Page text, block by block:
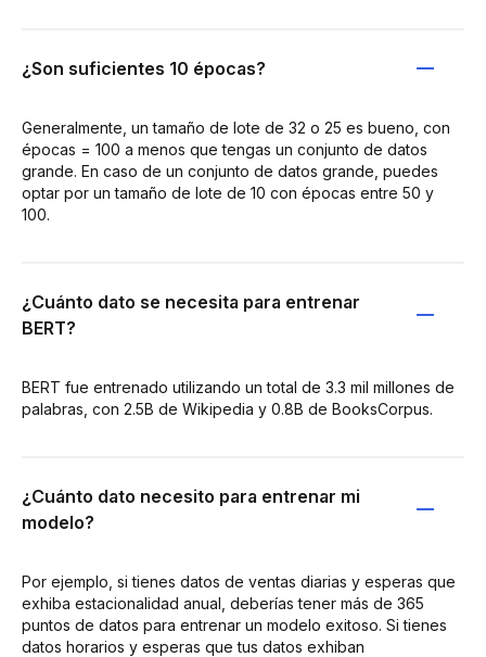
¿Son suficientes 10 épocas?
Generalmente, un tamaño de lote de 32 o 25 es bueno, con
épocas = 100 a menos que tengas un conjunto de datos
grande. En caso de un conjunto de datos grande, puedes
optar por un tamaño de lote de 10 con épocas entre 50 y
100.
¿Cuánto dato se necesita para entrenar
BERT?
BERT fue entrenado utilizando un total de 3.3 mil millones de
palabras, con 2.5B de Wikipedia y 0.8B de BooksCorpus.
¿Cuánto dato necesito para entrenar mi
modelo?
Por ejemplo, si tienes datos de ventas diarias y esperas que
exhiba estacionalidad anual, deberías tener más de 365
puntos de datos para entrenar un modelo exitoso. Si tienes
datos horarios y esperas que tus datos exhiban